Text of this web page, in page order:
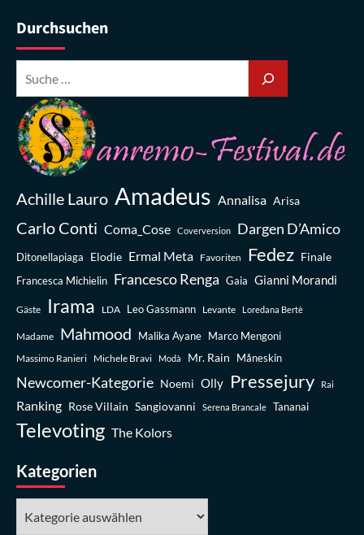
Durchsuchen
Achille Lauro Amadeus Annalisa Arisa
Carlo Conti Coma_Cose Coverversion Dargen D’Amico
Ditonellapiaga Elodie Ermal Meta Favoriten Fedez Finale
Francesca Michielin Francesco Renga Gaia Gianni Morandi
Gäste Irama LDA Leo Gassmann Levante Loredana Bertè
Madame Mahmood Malika Ayane Marco Mengoni
Massimo Ranieri Michele Bravi Modà Mr. Rain Måneskin
Newcomer-Kategorie Noemi Olly Pressejury Rai
Ranking Rose Villain Sangiovanni Serena Brancale Tananai
Televoting The Kolors
Kategorien